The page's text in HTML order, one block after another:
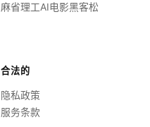
麻省理工AI电影黑客松
合法的
隐私政策
服务条款